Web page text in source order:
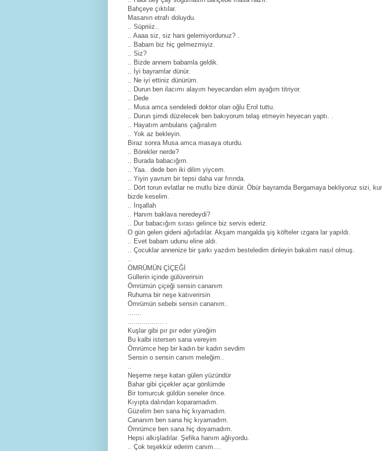
Bahçeye çıktılar.
Masanın etrafı doluydu.
.. Süpriiiz..
.. Aaaa siz, siz hani gelemiyordunuz? .
.. Babam biz hiç gelmezmiyiz.
.. Siz?
.. Bizde annem babamla geldik.
.. İyi bayramlar dünür.
.. Ne iyi ettiniz dünürüm.
.. Durun ben ilacımı alayım heyecandan elim ayağım titriyor.
.. Dede
.. Musa amca sendeledi doktor olan oğlu Erol tuttu.
.. Durun şimdi düzelecek ben bakıyorum telaş etmeyin heyecan yaptı. .
.. Hayatım ambulans çağıralım
.. Yok az bekleyin.
Biraz sonra Musa amca masaya oturdu.
.. Börekler nerde?
.. Burada babacığım.
.. Yaa.. dede ben iki dilim yiycem.
.. Yiyin yavrum bir tepsi daha var fırında.
.. Dört torun evlatlar ne mutlu bize dünür. Öbür bayramda Bergamaya bekliyoruz sizi,
bizde keselim.
.. İnşallah
.. Hanım baklava neredeydi?
.. Dur babacığım sırası gelince biz servis ederiz.
O gün gelen gideni ağırladılar. Akşam mangalda şiş köfteler ızgara lar yapıldı.
.. Evet babam udunu eline aldı.
.. Çocuklar annenize bir şarkı yazdım besteledim dinleyin bakalım nasıl olmuş.
..
ÖMRÜMÜN ÇİÇEĞİ
Güllerin içinde gülüverirsin
Ömrümün çiçeği sensin cananım
Ruhuma bir neşe katıverirsin
Ömrümün sebebi sensin cananım..
.......
.................. .
Kuşlar gibi pır pır eder yüreğim
Bu kalbi istersen sana vereyim
Ömrümce hep bir kadın bir kadın sevdim
Sensin o sensin canım meleğim..
..
Neşeme neşe katan gülen yüzündür
Bahar gibi çiçekler açar gönlümde
Bir tomurcuk güldün seneler önce.
Kıyıpta dalından koparamadım.
Güzelim ben sana hiç kıyamadım.
Cananım ben sana hiç kıyamadım.
Ömrümce ben sana hiç doyamadım.
Hepsi alkışladılar. Şefika hanım ağlıyordu.
.. Çok teşekkür ederim canım....